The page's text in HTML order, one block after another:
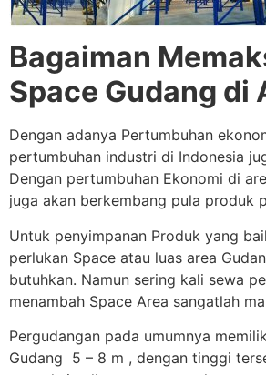
Bagaiman
Space Gudang di
Dengan adanya Pertumbuhan
pertumbuhan industri di Indonesia
Dengan pertumbuhan Ekonomi di
juga akan berkembang pula produk
Untuk penyimpanan Produk yang
perlukan Space atau luas area
butuhkan. Namun sering kali sewa
menambah Space Area sangatlah
Pergudangan pada umumnya
Gudang 5 – 8 m , dengan tinggi